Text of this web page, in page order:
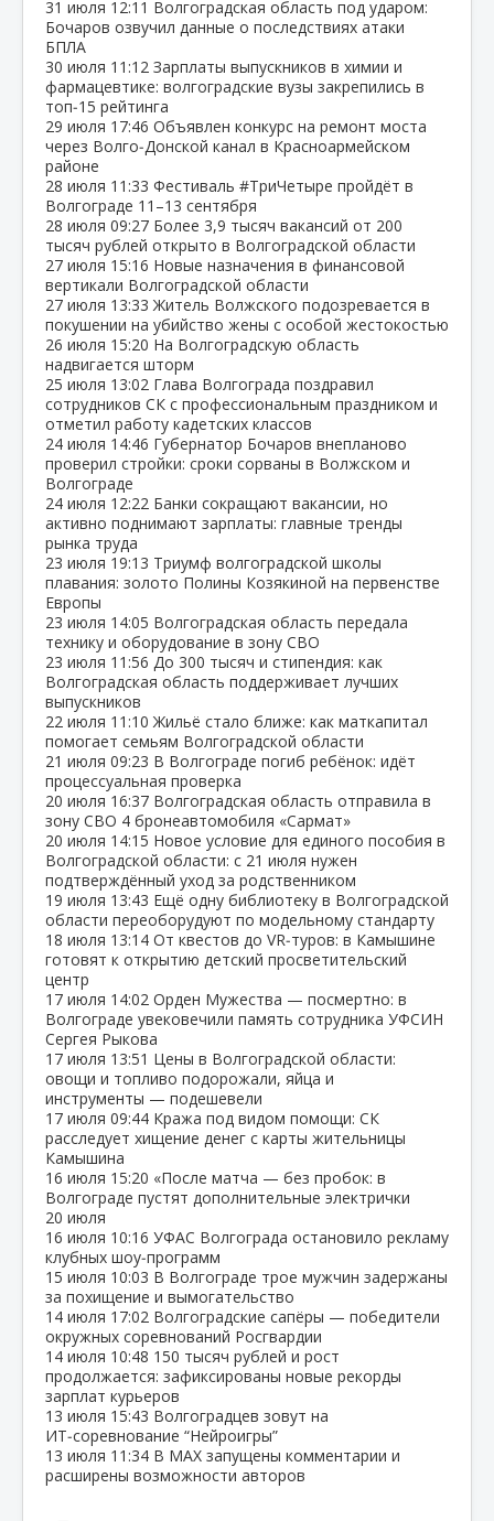
31 июля 12:11 Волгоградская область под ударом:
Бочаров озвучил данные о последствиях атаки
БПЛА
30 июля 11:12 Зарплаты выпускников в химии и
фармацевтике: волгоградские вузы закрепились в
топ‑15 рейтинга
29 июля 17:46 Объявлен конкурс на ремонт моста
через Волго‑Донской канал в Красноармейском
районе
28 июля 11:33 Фестиваль #ТриЧетыре пройдёт в
Волгограде 11–13 сентября
28 июля 09:27 Более 3,9 тысяч вакансий от 200
тысяч рублей открыто в Волгоградской области
27 июля 15:16 Новые назначения в финансовой
вертикали Волгоградской области
27 июля 13:33 Житель Волжского подозревается в
покушении на убийство жены с особой жестокостью
26 июля 15:20 На Волгоградскую область
надвигается шторм
25 июля 13:02 Глава Волгограда поздравил
сотрудников СК с профессиональным праздником и
отметил работу кадетских классов
24 июля 14:46 Губернатор Бочаров внепланово
проверил стройки: сроки сорваны в Волжском и
Волгограде
24 июля 12:22 Банки сокращают вакансии, но
активно поднимают зарплаты: главные тренды
рынка труда
23 июля 19:13 Триумф волгоградской школы
плавания: золото Полины Козякиной на первенстве
Европы
23 июля 14:05 Волгоградская область передала
технику и оборудование в зону СВО
23 июля 11:56 До 300 тысяч и стипендия: как
Волгоградская область поддерживает лучших
выпускников
22 июля 11:10 Жильё стало ближе: как маткапитал
помогает семьям Волгоградской области
21 июля 09:23 В Волгограде погиб ребёнок: идёт
процессуальная проверка
20 июля 16:37 Волгоградская область отправила в
зону СВО 4 бронеавтомобиля «Сармат»
20 июля 14:15 Новое условие для единого пособия в
Волгоградской области: с 21 июля нужен
подтверждённый уход за родственником
19 июля 13:43 Ещё одну библиотеку в Волгоградской
области переоборудуют по модельному стандарту
18 июля 13:14 От квестов до VR‑туров: в Камышине
готовят к открытию детский просветительский
центр
17 июля 14:02 Орден Мужества — посмертно: в
Волгограде увековечили память сотрудника УФСИН
Сергея Рыкова
17 июля 13:51 Цены в Волгоградской области:
овощи и топливо подорожали, яйца и
инструменты — подешевели
17 июля 09:44 Кража под видом помощи: СК
расследует хищение денег с карты жительницы
Камышина
16 июля 15:20 «После матча — без пробок: в
Волгограде пустят дополнительные электрички
20 июля
16 июля 10:16 УФАС Волгограда остановило рекламу
клубных шоу‑программ
15 июля 10:03 В Волгограде трое мужчин задержаны
за похищение и вымогательство
14 июля 17:02 Волгоградские сапёры — победители
окружных соревнований Росгвардии
14 июля 10:48 150 тысяч рублей и рост
продолжается: зафиксированы новые рекорды
зарплат курьеров
13 июля 15:43 Волгоградцев зовут на
ИТ‑соревнование “Нейроигры”
13 июля 11:34 В МАХ запущены комментарии и
расширены возможности авторов